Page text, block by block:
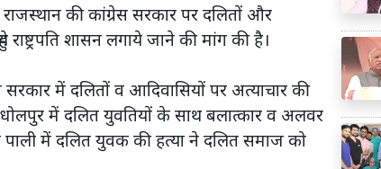
की कांग्रेस सरकार पर दलितों और
शासन लगाये जाने की मांग की है।
में दलितों व आदिवासियों पर अत्याचार की
में दलित युवतियों के साथ बलात्कार व अलवर
में दलित युवक की हत्या ने दलित समाज को